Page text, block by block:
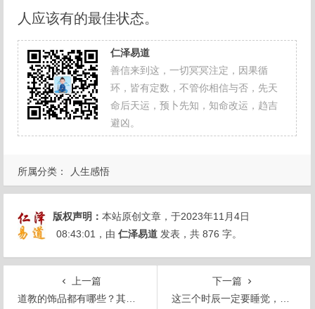
人应该有的最佳状态。
仁泽易道
善信来到这，一切冥冥注定，因果循
环，皆有定数，不管你相信与否，先天
命后天运，预卜先知，知命改运，趋吉
避凶。
所属分类： 人生感悟
版权声明：本站原创文章，于2023年11月4日
08:43:01 ，由仁泽易道 发表，共 876 字。
上一篇
道教的饰品都有哪些？其中一件是古代道士的标配
下一篇
这三个时辰一定要睡觉，否则一身病！